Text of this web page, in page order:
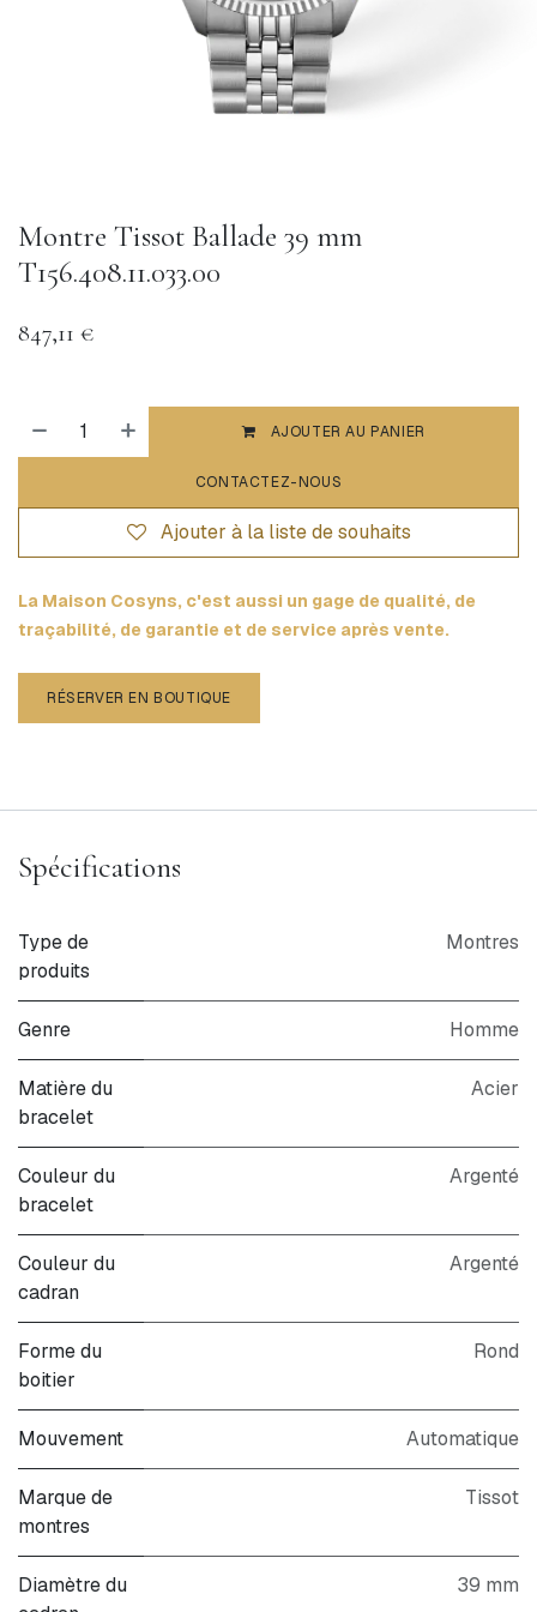
Montre Tissot Ballade 39 mm
T156.408.11.033.00
847,11 €
AJOUTER AU PANIER
CONTACTEZ-NOUS
Ajouter à la liste de souhaits
La Maison Cosyns, c'est aussi un gage de qualité, de
traçabilité, de garantie et de service après vente.
RÉSERVER EN BOUTIQUE
Spécifications
Type de
produits
Montres
Genre Homme
Matière du
bracelet
Acier
Couleur du
bracelet
Argenté
Couleur du
cadran
Argenté
Forme du
boitier
Rond
Mouvement Automatique
Marque de
montres
Tissot
Diamètre du
39 mm